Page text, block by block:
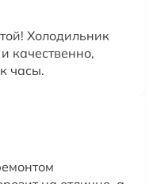
Холодильник
качественно,
часы.